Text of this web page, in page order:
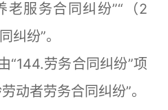
老服务合同纠纷”“（2
纠纷”。
劳务合同纠纷”项
动者劳务合同纠纷”。